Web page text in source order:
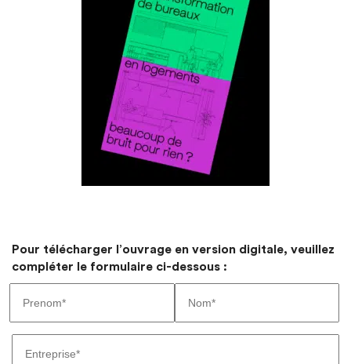
Pour télécharger l’ouvrage en version digitale, veuillez
compléter le formulaire ci-dessous :